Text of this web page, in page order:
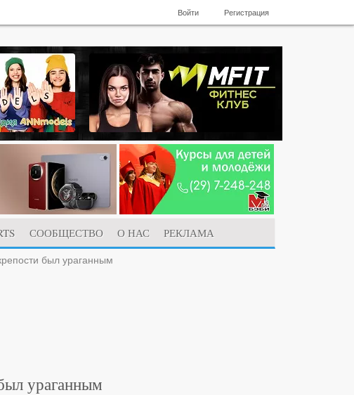
Войти Регистрация
СООБЩЕСТВО О НАС
РЕКЛАМА
был ураганным
ураганным